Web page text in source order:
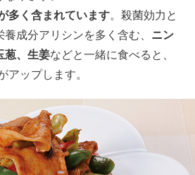
多く含まれています。殺菌効力と
成分アリシンを多く含む、 ニン
葱、生姜などと一緒に食べると、
アップします。